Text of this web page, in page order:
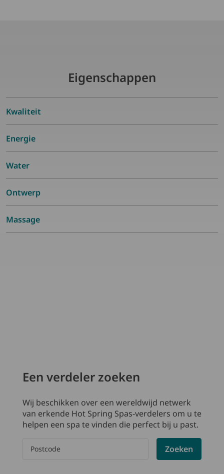
Eigenschappen
Kwaliteit
Energie
Water
Ontwerp
Massage
Een verdeler zoeken
Wij beschikken over een wereldwijd netwerk
van erkende Hot Spring Spas-verdelers om u te
helpen een spa te vinden die perfect bij u past.
Zoeken